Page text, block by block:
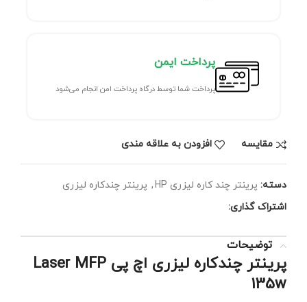
پرداخت ایمن
پرداخت شما توسط درگاه پرداخت امن انجام می‌شود
مقايسه افزودن به علاقه مندی
دسته: پرینتر چند کاره لیزری HP , پرینتر چندکاره لیزری
اشتراک گذاری:
توضیحات
پرینتر چندکاره لیزری اچ پی Laser MFP
135w